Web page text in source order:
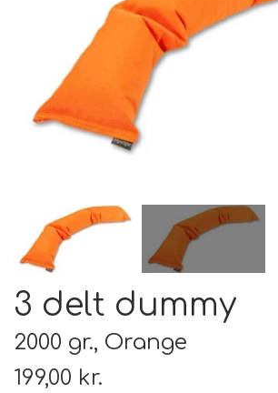
TIL
TIL BILEN
TILSKUD
PRÆMIER &
3 delt dummy
2000 gr., Orange
199,00 kr.